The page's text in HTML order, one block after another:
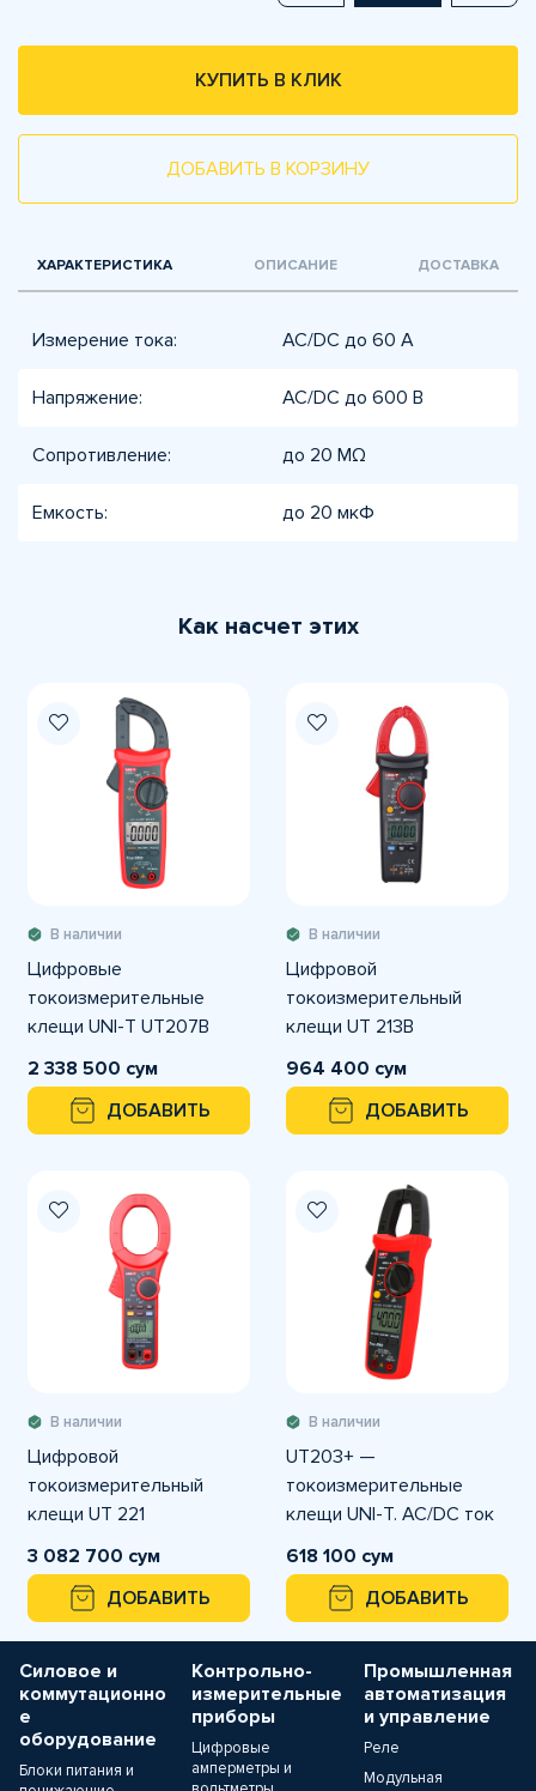
КУПИТЬ В КЛИК
ДОБАВИТЬ В КОРЗИНУ
ХАРАКТЕРИСТИКА ОПИСАНИЕ ДОСТАВКА
Измерение тока: AC/DC до 60 А
Напряжение: AC/DC до 600 В
Сопротивление: до 20 MΩ
Емкость: до 20 мкФ
Как насчет этих
В наличии
Цифровые
токоизмерительные
клещи UNI-T UT207B
2 338 500 сум
ДОБАВИТЬ
В наличии
Цифровой
токоизмерительный
клещи UT 213B
964 400 сум
ДОБАВИТЬ
В наличии
Цифровой
токоизмерительный
клещи UT 221
3 082 700 сум
ДОБАВИТЬ
В наличии
UT203+ —
токоизмерительные
клещи UNI-T. AC/DC ток
до 400 А, напряжение до
600 В, ёмкость до 40
мФ, частота 10 МГц
618 100 сум
ДОБАВИТЬ
Силовое и
коммутационно
е
оборудование
Блоки питания и
Контрольно-
измерительные
приборы
Цифровые
амперметры и
Промышленная
автоматизация
и управление
Реле
Модульная